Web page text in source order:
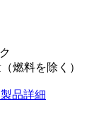
燃料を除く）
製品詳細